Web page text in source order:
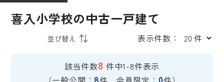
喜入小学校の中古一戸建て
表示件数：
該当件数8 件中1-8件表示
8 0